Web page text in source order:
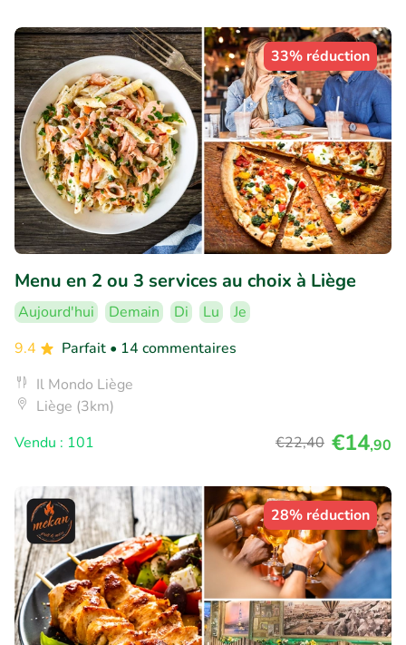
33% réduction
Menu en 2 ou 3 services au choix à Liège
Aujourd'hui Demain Di Lu
Je
9.4
Parfait • 14 commentaires
Il Mondo Liège
Liège (3km)
Vendu : 101
€22,40 €14,90
28% réduction